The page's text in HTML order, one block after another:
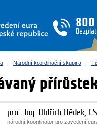
800
Národní koordinační skupina
prof. Ing. Oldřich Dědek,
národní koordinátor pro zavedení